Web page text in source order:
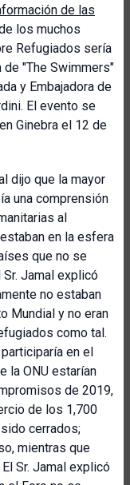
de las
los muchos
Refugiados sería
de "The Swimmers"
y Embajadora de
El evento se
Ginebra el 12 de
dijo que la mayor
una comprensión
al
en la esfera
que no se
Sr. Jamal explicó
no estaban
Mundial y no eran
como tal.
en el
la ONU estarían
de 2019,
de los 1,700
cerrados;
mientras que
Sr. Jamal explicó